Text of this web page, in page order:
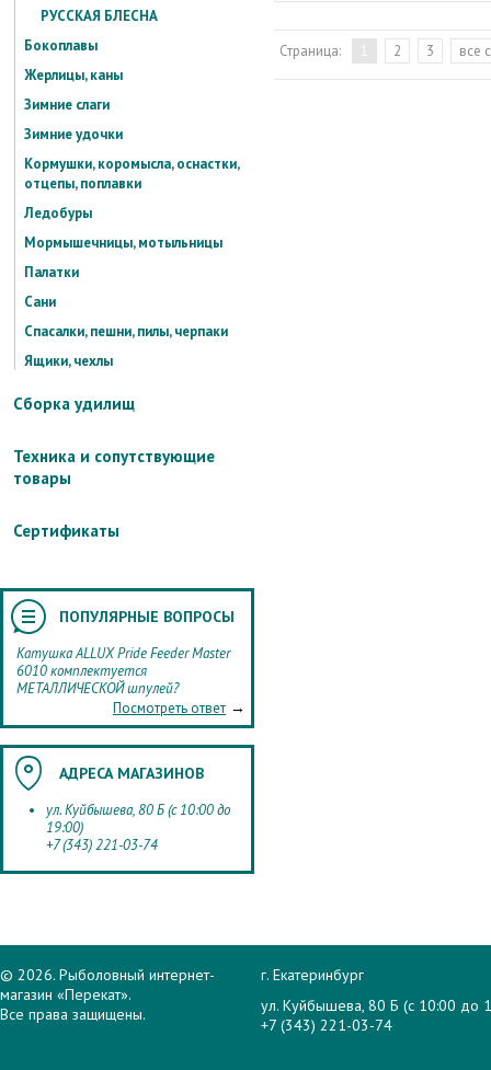
РУССКАЯ БЛЕСНА
Бокоплавы
Жерлицы, каны
Зимние слаги
Зимние удочки
Кормушки, коромысла, оснастки,
отцепы, поплавки
Ледобуры
Мормышечницы, мотыльницы
Палатки
Сани
Спасалки, пешни, пилы, черпаки
Ящики, чехлы
Сборка удилищ
Техника и сопутствующие
товары
Сертификаты
ПОПУЛЯРНЫЕ ВОПРОСЫ
Катушка ALLUX Pride Feeder Master
6010 комплектуется
МЕТАЛЛИЧЕСКОЙ шпулей?
Посмотреть ответ →
АДРЕСА МАГАЗИНОВ
ул. Куйбышева, 80 Б (с 10:00 до
19:00)
+7 (343) 221-03-74
Страница: 1 2 3 все
© 2026. Рыболовный интернет-
магазин «Перекат».
Все права защищены.
г. Екатеринбург
ул. Куйбышева, 80 Б (с 10:00 до
+7 (343) 221-03-74